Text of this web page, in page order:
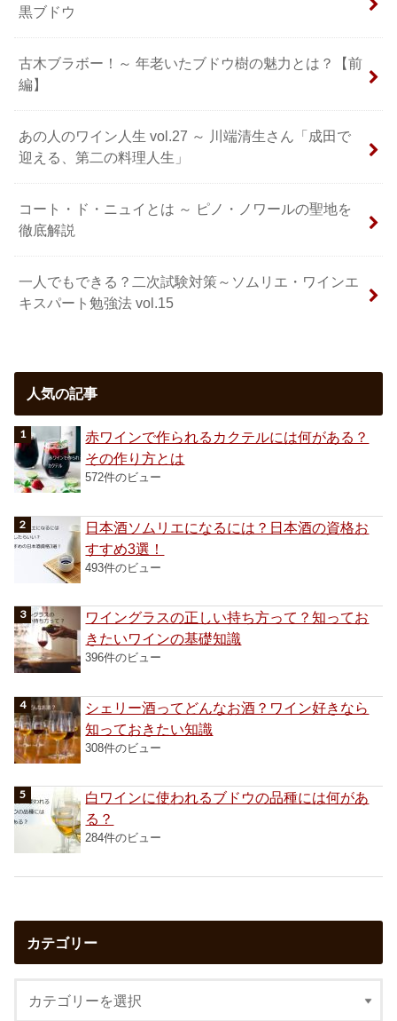
黒ブドウ
古木ブラボー！～ 年老いたブドウ樹の魅力とは？【前
編】
あの人のワイン人生 vol.27 ～ 川端清生さん「成田で
迎える、第二の料理人生」
コート・ド・ニュイとは ～ ピノ・ノワールの聖地を
徹底解説
一人でもできる？二次試験対策～ソムリエ・ワインエ
キスパート勉強法 vol.15
人気の記事
赤ワインで作られるカクテルには何がある？
その作り方とは
572件のビュー
日本酒ソムリエになるには？日本酒の資格お
すすめ3選！
493件のビュー
ワイングラスの正しい持ち方って？知ってお
きたいワインの基礎知識
396件のビュー
シェリー酒ってどんなお酒？ワイン好きなら
知っておきたい知識
308件のビュー
白ワインに使われるブドウの品種には何があ
る？
284件のビュー
カテゴリー